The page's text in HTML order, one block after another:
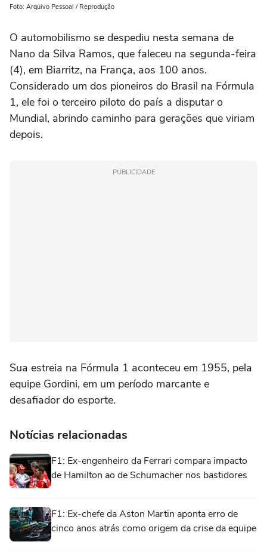
Foto: Arquivo Pessoal / Reprodução
O automobilismo se despediu nesta semana de
Nano da Silva Ramos, que faleceu na segunda-feira
(4), em Biarritz, na França, aos 100 anos.
Considerado um dos pioneiros do Brasil na Fórmula
1, ele foi o terceiro piloto do país a disputar o
Mundial, abrindo caminho para gerações que viriam
depois.
PUBLICIDADE
Sua estreia na Fórmula 1 aconteceu em 1955, pela
equipe Gordini, em um período marcante e
desafiador do esporte.
Notícias relacionadas
F1: Ex-engenheiro da Ferrari compara impacto
de Hamilton ao de Schumacher nos bastidores
F1: Ex-chefe da Aston Martin aponta erro de
cinco anos atrás como origem da crise da equipe